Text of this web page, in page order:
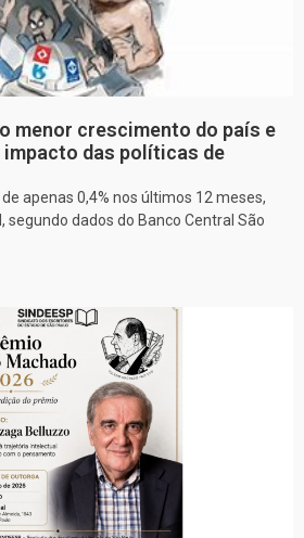
menor crescimento do país e
impacto das políticas de
apenas 0,4% nos últimos 12 meses,
segundo dados do Banco Central São